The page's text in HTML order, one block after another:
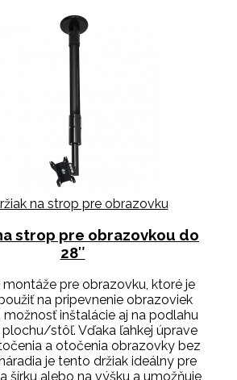
strop pre obrazovkou do
28″
montáže pre obrazovku, ktoré je
na pripevnenie obrazoviek
možnosť inštalácie aj na podlahu
plochu/stôľ. Vďaka ľahkej úprave
a otočenia obrazovky bez
je tento držiak ideálny pre
šírku alebo na výšku a umožňuje